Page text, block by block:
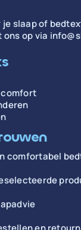
je slaap of
op via
comfort
comfortabel